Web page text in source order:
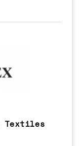
Textiles